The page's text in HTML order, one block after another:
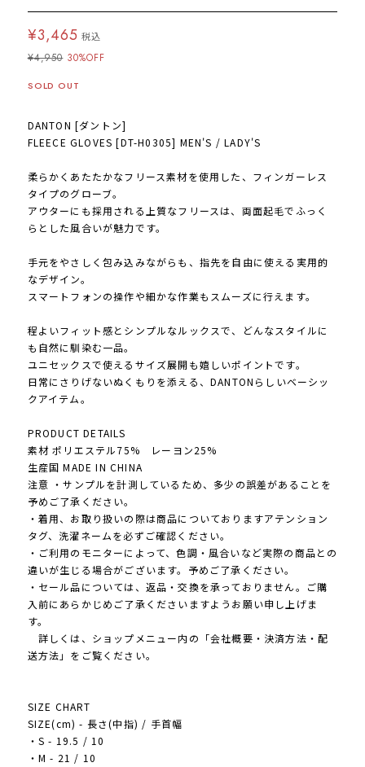
¥3,465 税込
¥4,950 30%OFF
SOLD OUT
DANTON [ダントン]
FLEECE GLOVES [DT-H0305] MEN'S / LADY'S
柔らかくあたたかなフリース素材を使用した、フィンガーレス
タイプのグローブ。
アウターにも採用される上質なフリースは、両面起毛でふっく
らとした風合いが魅力です。
手元をやさしく包み込みながらも、指先を自由に使える実用的
なデザイン。
スマートフォンの操作や細かな作業もスムーズに行えます。
程よいフィット感とシンプルなルックスで、どんなスタイルに
も自然に馴染む一品。
ユニセックスで使えるサイズ展開も嬉しいポイントです。
日常にさりげないぬくもりを添える、DANTONらしいベーシッ
クアイテム。
PRODUCT DETAILS
素材 ポリエステル75% レーヨン25%
生産国 MADE IN CHINA
注意 ・サンプルを計測しているため、多少の誤差があることを
予めご了承ください。
・着用、お取り扱いの際は商品についておりますアテンション
タグ、洗濯ネームを必ずご確認ください。
・ご利用のモニターによって、色調・風合いなど実際の商品との
違いが生じる場合がございます。予めご了承ください。
・セール品については、返品・交換を承っておりません。ご購
入前にあらかじめご了承くださいますようお願い申し上げま
す。
詳しくは、ショップメニュー内の「会社概要・決済方法・配
送方法」をご覧ください。
SIZE CHART
SIZE(cm) - 長さ(中指) / 手首幅
・S - 19.5 / 10
・M - 21 / 10